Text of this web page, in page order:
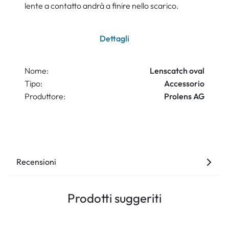
lente a contatto andrà a finire nello scarico.
Dettagli
Nome:
Lenscatch oval
Tipo:
Accessorio
Produttore:
Prolens AG
Recensioni
Prodotti suggeriti